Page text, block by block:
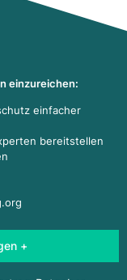
einzureichen:
einfacher
bereitstellen
+